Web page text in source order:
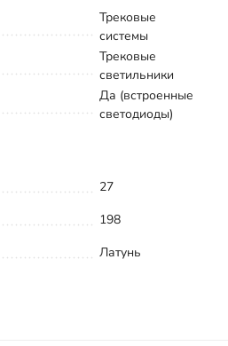
Трековые
системы
Трековые
светильники
Да (встроенные
светодиоды)
27
198
Латунь